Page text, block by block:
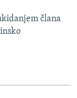
člana